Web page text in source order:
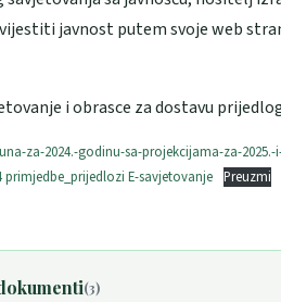
javnost putem svoje web
i obrasce za dostavu
za-2024.-godinu-sa-projekcijama-za-2025.-
primjedbe_prijedlozi E-savjetovanje Preuzmi
(3)